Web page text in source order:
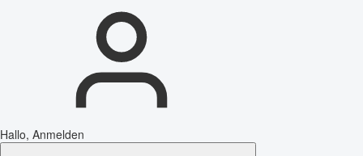
Hallo, Anmelden